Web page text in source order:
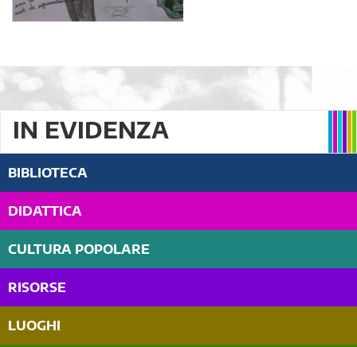
IN EVIDENZA
BIBLIOTECA
DIDATTICA
CULTURA POPOLARE
RISORSE
LUOGHI